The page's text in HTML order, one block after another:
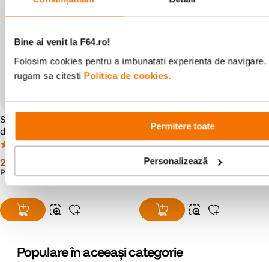
Bine ai venit la F64.ro!
Folosim cookies pentru a imbunatati experienta de
rugam sa citesti Politica de cookies.
Permitere toate
Personalizează
G-senzor da
Mod parcare da
5V 1.5A
Capacitatea bateriei 150 mAh
Mufa incarcator auto USB-C
General
CPU CV7327
SanDisk Extreme PRO Card
de Memorie SD 128GB
SDXC UHS-I Class 10 U3 V30
(87)
279
PRP:339 lei
duala DVR 3" 4K GPS G-
Senzor
(0)
49999 lei
Populare în aceeași categorie